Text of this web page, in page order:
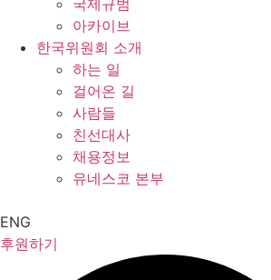
국제규범
아카이브
한국위원회 소개
하는 일
걸어온 길
사람들
친선대사
채용정보
유네스코 본부
ENG
후원하기